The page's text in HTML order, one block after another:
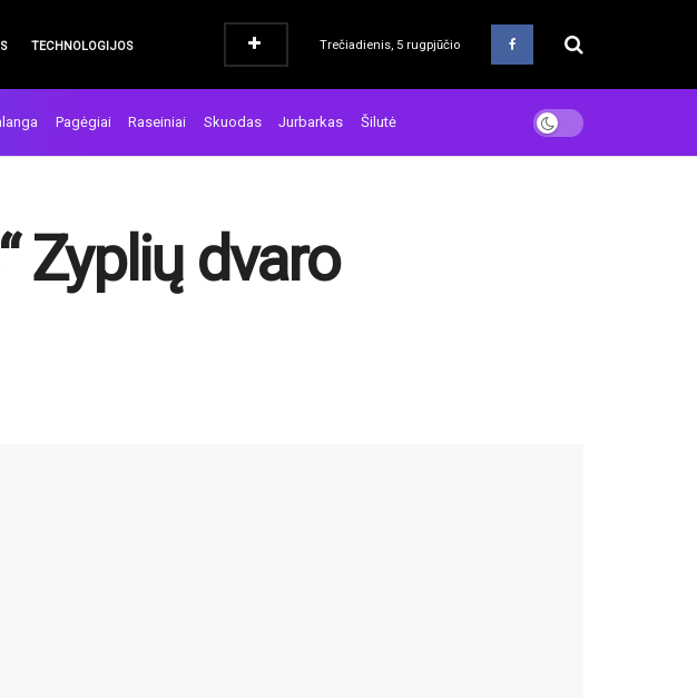
TECHNOLOGIJOS Trečiadienis, 5 rugpjūčio
Pagėgiai Raseiniai Skuodas Jurbarkas Šilutė
Zyplių dvaro